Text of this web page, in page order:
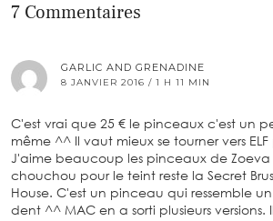
7 Commentaires
GARLIC AND GRENADINE
8 JANVIER 2016 / 1 H 11 MIN
C'est vrai que 25 € le pinceaux c'est un
même ^^ Il vaut mieux se tourner vers
J'aime beaucoup les pinceaux de Zoeva
chouchou pour le teint reste la Secret
House. C'est un pinceau qui ressemble
dent ^^ MAC en a sorti plusieurs versions.